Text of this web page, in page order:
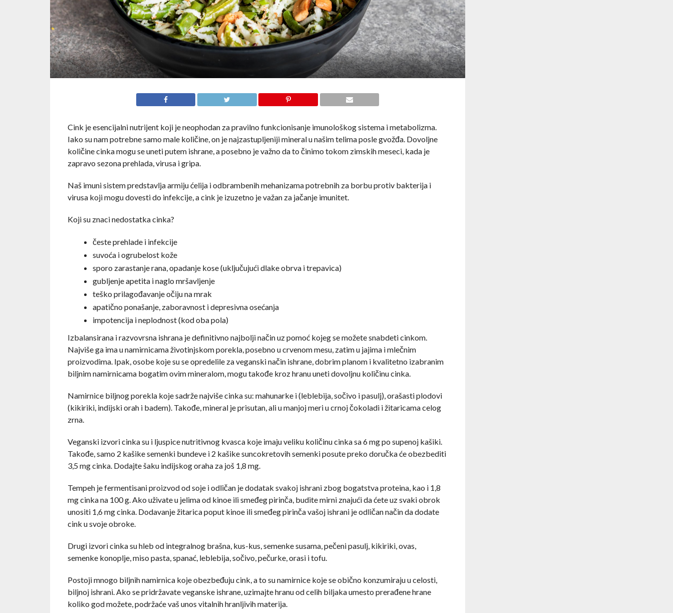
Cink je esencijalni nutrijent koji je neophodan za pravilno funkcionisanje imunološkog sistema i metabolizma.
Iako su nam potrebne samo male količine, on je najzastupljeniji mineral u našim telima posle gvožđa. Dovoljne
količine cinka mogu se uneti putem ishrane, a posebno je važno da to činimo tokom zimskih meseci, kada je
zapravo sezona prehlada, virusa i gripa.
Naš imuni sistem predstavlja armiju ćelija i odbrambenih mehanizama potrebnih za borbu protiv bakterija i
virusa koji mogu dovesti do infekcije, a cink je izuzetno je važan za jačanje imunitet.
Koji su znaci nedostatka cinka?
česte prehlade i infekcije
suvoća i ogrubelost kože
sporo zarastanje rana, opadanje kose (uključujući dlake obrva i trepavica)
gubljenje apetita i naglo mršavljenje
teško prilagođavanje očiju na mrak
apatično ponašanje, zaboravnost i depresivna osećanja
impotencija i neplodnost (kod oba pola)
Izbalansirana i razvovrsna ishrana je definitivno najbolji način uz pomoć kojeg se možete snabdeti cinkom.
Najviše ga ima u namirnicama životinjskom porekla, posebno u crvenom mesu, zatim u jajima i mlečnim
proizvodima. Ipak, osobe koje su se opredelile za veganski način ishrane, dobrim planom i kvalitetno izabranim
biljnim namirnicama bogatim ovim mineralom, mogu takođe kroz hranu uneti dovoljnu količinu cinka.
Namirnice biljnog porekla koje sadrže najviše cinka su: mahunarke i (leblebija, sočivo i pasulj), orašasti plodovi
(kikiriki, indijski orah i badem). Takođe, mineral je prisutan, ali u manjoj meri u crnoj čokoladi i žitaricama celog
zrna.
Veganski izvori cinka su i ljuspice nutritivnog kvasca koje imaju veliku količinu cinka sa 6 mg po supenoj kašiki.
Takođe, samo 2 kašike semenki bundeve i 2 kašike suncokretovih semenki posute preko doručka će obezbediti
3,5 mg cinka. Dodajte šaku indijskog oraha za još 1,8 mg.
Tempeh je fermentisani proizvod od soje i odličan je dodatak svakoj ishrani zbog bogatstva proteina, kao i 1,8
mg cinka na 100 g. Ako uživate u jelima od kinoe ili smeđeg pirinča, budite mirni znajući da ćete uz svaki obrok
unositi 1,6 mg cinka. Dodavanje žitarica poput kinoe ili smeđeg pirinča vašoj ishrani je odličan način da dodate
cink u svoje obroke.
Drugi izvori cinka su hleb od integralnog brašna, kus-kus, semenke susama, pečeni pasulj, kikiriki, ovas,
semenke konoplje, miso pasta, spanać, leblebija, sočivo, pečurke, orasi i tofu.
Postoji mnogo biljnih namirnica koje obezbeđuju cink, a to su namirnice koje se obično konzumiraju u celosti,
biljnoj ishrani. Ako se pridržavate veganske ishrane, uzimajte hranu od celih biljaka umesto prerađene hrane
koliko god možete, podržaće vaš unos vitalnih hranljivih materija.